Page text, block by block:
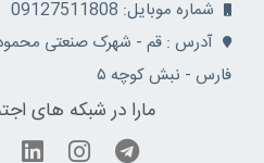
شماره موبایل: 09127511808
فارس - نبش کوچه ۵
مارا در شبکه های